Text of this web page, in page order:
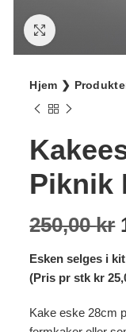
Hjem ❯
Piknik
250,00kr
Esken selges i
(Pris pr stk kr
Kake eske 28cm